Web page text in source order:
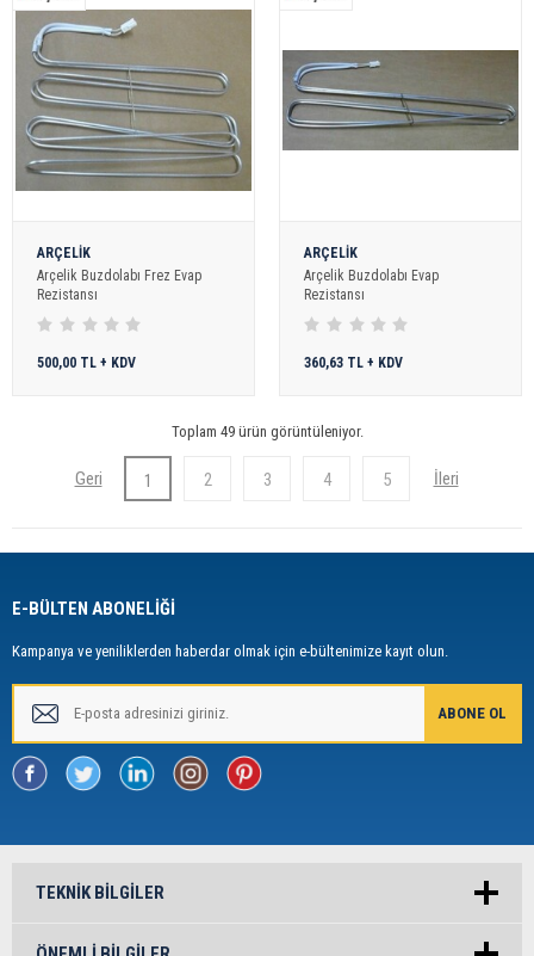
ARÇELİK
Arçelik Buzdolabı Frez Evap
Rezistansı
500,00 TL + KDV
ARÇELİK
Arçelik Buzdolabı Evap
Rezistansı
360,63 TL + KDV
Toplam 49 ürün görüntüleniyor.
1 2 3 4 5
E-BÜLTEN ABONELİĞİ
Kampanya ve yeniliklerden haberdar olmak için e-bültenimize kayıt olun.
TEKNIK BILGILER